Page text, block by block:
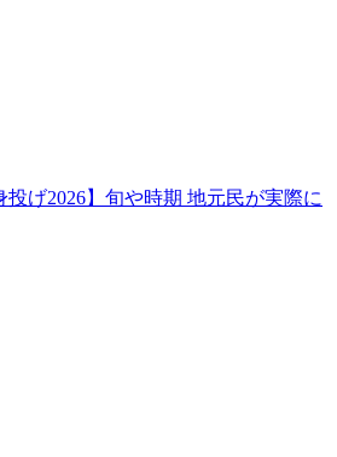
投げ2026】旬や時期 地元民が実際に